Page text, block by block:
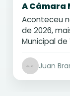
A Câmara
Aconteceu
de 2026,
Municipal
Juan